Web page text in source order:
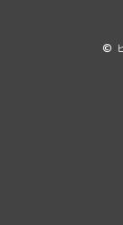
ドニ・モルテ(ジュ
©